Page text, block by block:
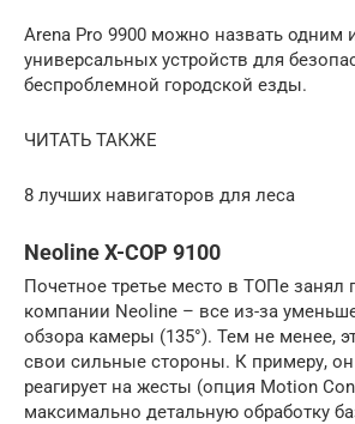
Arena Pro 9900 можно назвать одним
универсальных устройств для
беспроблемной городской езды.
ЧИТАТЬ ТАКЖЕ
8 лучших навигаторов для леса
Neoline X-COP 9100
Почетное третье место в ТОПе занял
компании Neoline – все из-за
обзора камеры (135°). Тем не менее,
свои сильные стороны. К примеру,
реагирует на жесты (опция Motion
максимально детальную обработку